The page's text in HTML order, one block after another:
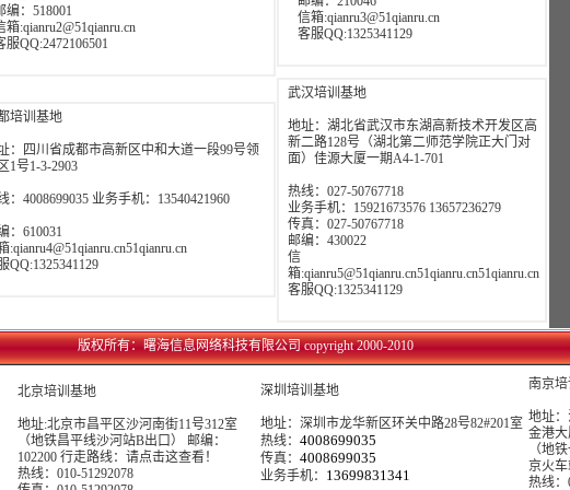
编：518001
箱:qianru2@51qianru.cn
服QQ:2472106501
信箱:qianru3@51qianru.cn
客服QQ:1325341129
培训基地
：四川省成都市高新区中和大道一段99号领
1号1-3-2903
：4008699035 业务手机：13540421960
：610031
:qianru4@51qianru.cn51qianru.cn
QQ:1325341129
武汉培训基地
地址：湖北省武汉市东湖高新技术开发区高
新二路128号（湖北第二师范学院正大门对
面）佳源大厦一期A4-1-701
热线：027-50767718
业务手机：15921673576 13657236279
传真：027-50767718
邮编：430022
信
箱:qianru5@51qianru.cn51qianru.cn51qianru.cn
客服QQ:1325341129
版权所有：曙海信息网络科技有限公司 copyright 2000-2010
北京培训基地
地址:北京市昌平区沙河南街11号312室
（地铁昌平线沙河站B出口） 邮编：
102200 行走路线： 请点击这查看！
热线：010-51292078
深圳培训基地
地址：深圳市龙华新区环关中路28号82#201室
热线： 4008699035
传真： 4008699035
业务手机： 13699831341
南京
地址
金港大
（地
京火车
热线：